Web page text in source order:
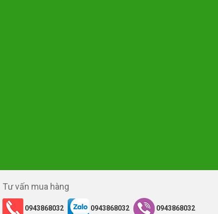
Tư vấn mua hàng
0943868032 0943868032 0943868032